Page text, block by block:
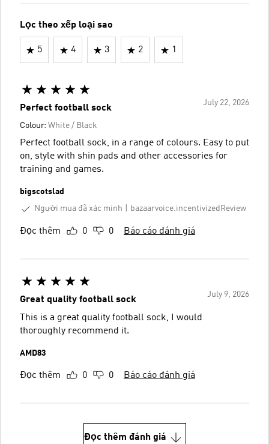
Lọc theo xếp loại sao
5 4 3 2 1
July 22, 2026
Perfect football sock
Colour: White / Black
Perfect football sock, in a range of colours. Easy to put
on, style with shin pads and other accessories for
training and games.
bigscotslad
Người mua đã xác minh
bazaarvoice.incentivizedReview
Đọc thêm 0 0 Báo cáo đánh giá
July 9, 2026
Great quality football sock
This is a great quality football sock, I would
thoroughly recommend it.
AMD83
Đọc thêm 0 0 Báo cáo đánh giá
Đọc thêm đánh giá